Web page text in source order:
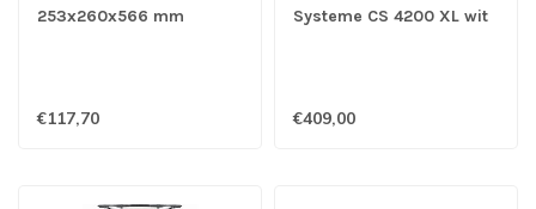
253x260x566 mm
€117,70
Systeme CS 4200 XL wit
€409,00